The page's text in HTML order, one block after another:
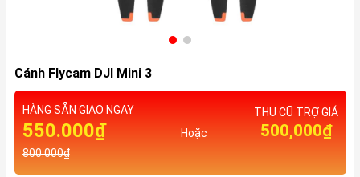
Cánh Flycam DJI Mini 3
HÀNG SẴN GIAO NGAY
550.000₫
800.000₫
Hoặc
THU CŨ TRỢ GIÁ
500,000₫